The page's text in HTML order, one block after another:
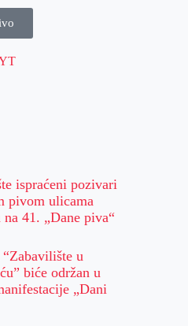
ispraćeni pozivari
pivom ulicama
41. „Dane piva“
u
biće održan u
„Dani